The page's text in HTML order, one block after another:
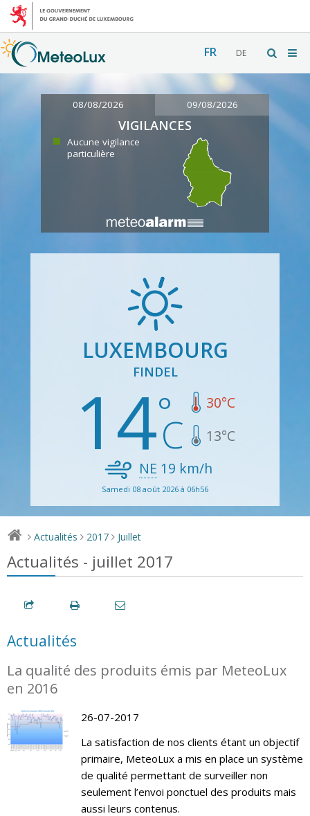
FR DE
08/08/2026 09/08/2026
VIGILANCES
Aucune vigilance
particulière
LUXEMBOURG
FINDEL
14 30°C
13°C
NE 19 km/h
Samedi 08 août 2026 à 06h56
> Actualités > 2017 > Juillet
Actualités - juillet 2017
Actualités
La qualité des produits émis par MeteoLux
en 2016
26-07-2017
La satisfaction de nos clients étant un objectif
primaire, MeteoLux a mis en place un système
de qualité permettant de surveiller non
seulement l’envoi ponctuel des produits mais
aussi leurs contenus.